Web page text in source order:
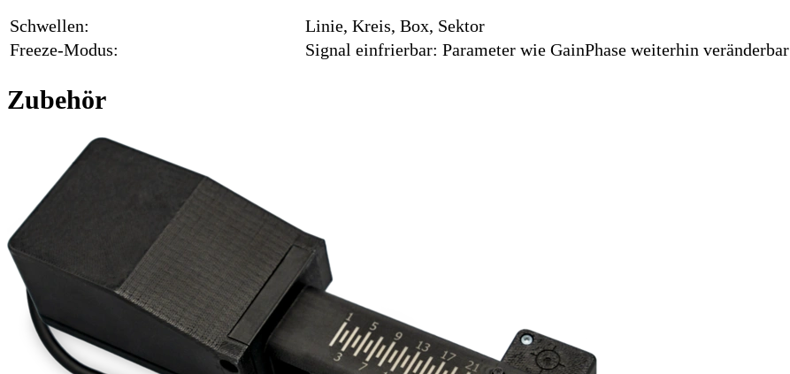
Schwellen:
Linie, Kreis, Box, Sektor
Freeze-Modus:
Signal einfrierbar: Parameter wie GainPhase weiterhin veränderbar
Zubehör